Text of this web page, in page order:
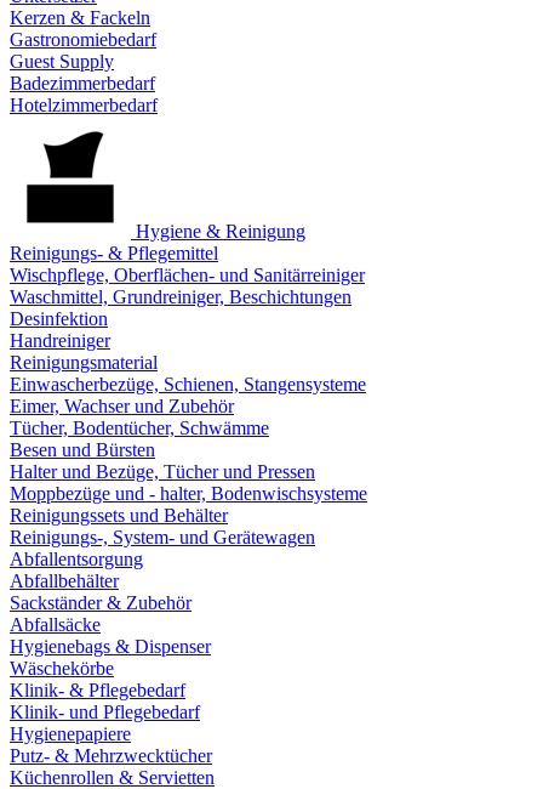
Kerzen & Fackeln
Gastronomiebedarf
Guest Supply
Badezimmerbedarf
Hotelzimmerbedarf
Hygiene & Reinigung
Reinigungs- & Pflegemittel
Wischpflege, Oberflächen- und Sanitärreiniger
Waschmittel, Grundreiniger, Beschichtungen
Desinfektion
Handreiniger
Reinigungsmaterial
Einwascherbezüge, Schienen, Stangensysteme
Eimer, Wachser und Zubehör
Tücher, Bodentücher, Schwämme
Besen und Bürsten
Halter und Bezüge, Tücher und Pressen
Moppbezüge und - halter, Bodenwischsysteme
Reinigungssets und Behälter
Reinigungs-, System- und Gerätewagen
Abfallentsorgung
Abfallbehälter
Sackständer & Zubehör
Abfallsäcke
Hygienebags & Dispenser
Wäschekörbe
Klinik- & Pflegebedarf
Klinik- und Pflegebedarf
Hygienepapiere
Putz- & Mehrzwecktücher
Küchenrollen & Servietten